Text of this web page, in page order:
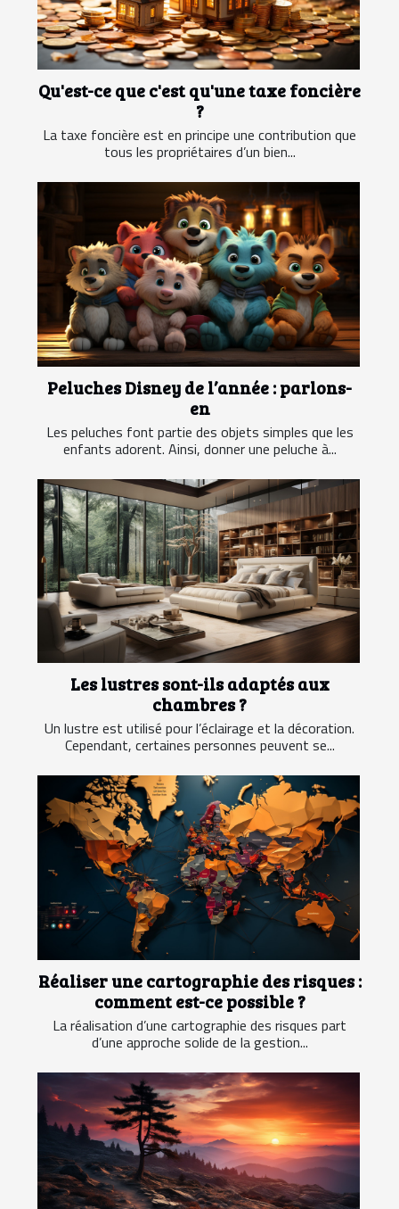
Qu'est-ce que c'est qu'une taxe foncière
?
La taxe foncière est en principe une contribution que
tous les propriétaires d’un bien...
Peluches Disney de l’année : parlons-
en
Les peluches font partie des objets simples que les
enfants adorent. Ainsi, donner une peluche à...
Les lustres sont-ils adaptés aux
chambres ?
Un lustre est utilisé pour l’éclairage et la décoration.
Cependant, certaines personnes peuvent se...
Réaliser une cartographie des risques :
comment est-ce possible ?
La réalisation d’une cartographie des risques part
d’une approche solide de la gestion...